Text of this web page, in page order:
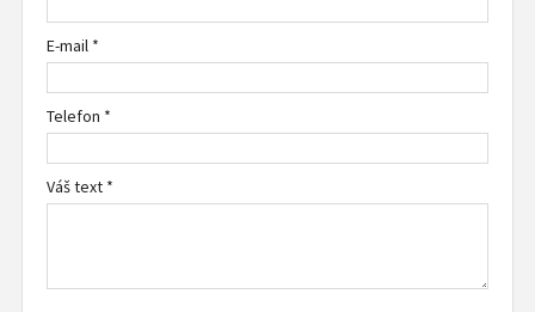
E-mail *
Telefon *
Váš text *